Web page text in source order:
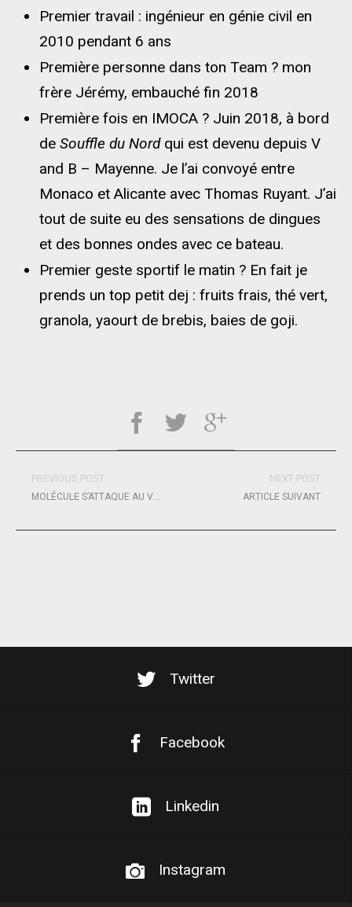
Premier travail : ingénieur en génie civil en
2010 pendant 6 ans
Première personne dans ton Team ? mon
frère Jérémy, embauché fin 2018
Première fois en IMOCA ? Juin 2018, à bord
de Souffle du Nordqui est devenu depuis V
and B – Mayenne. Je l’ai convoyé entre
Monaco et Alicante avec Thomas Ruyant. J’ai
tout de suite eu des sensations de dingues
et des bonnes ondes avec ce bateau.
Premier geste sportif le matin ? En fait je
prends un top petit dej : fruits frais, thé vert,
granola, yaourt de brebis, baies de goji.
PREVIOUS POST
MOLÉCULE S’ATTAQUE AU VENDÉE GLOBE
NEXT POST
ARTICLE SUIVANT
Twitter
Facebook
Linkedin
Instagram